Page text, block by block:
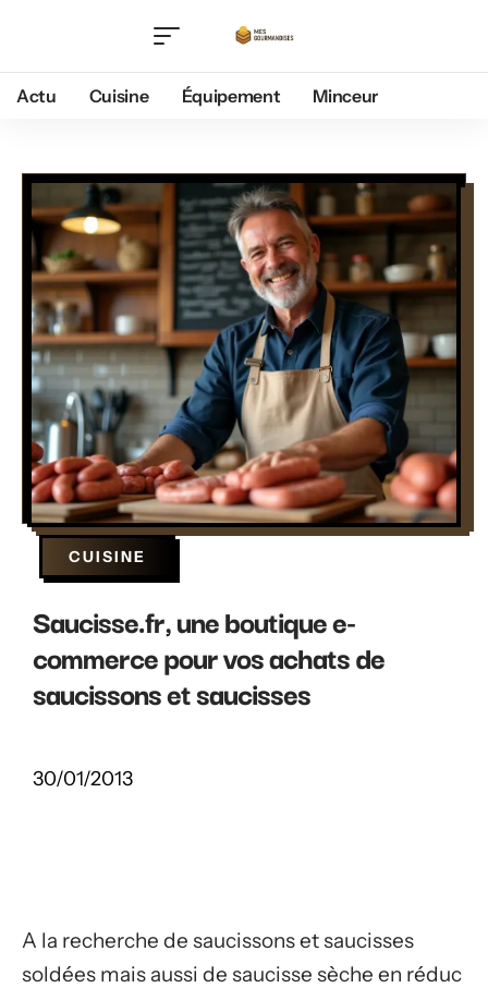
Actu Cuisine Équipement Minceur
CUISINE
Saucisse.fr, une boutique e-
commerce pour vos achats de
saucissons et saucisses
30/01/2013
A la recherche de saucissons et saucisses
soldées mais aussi de saucisse sèche en réduc